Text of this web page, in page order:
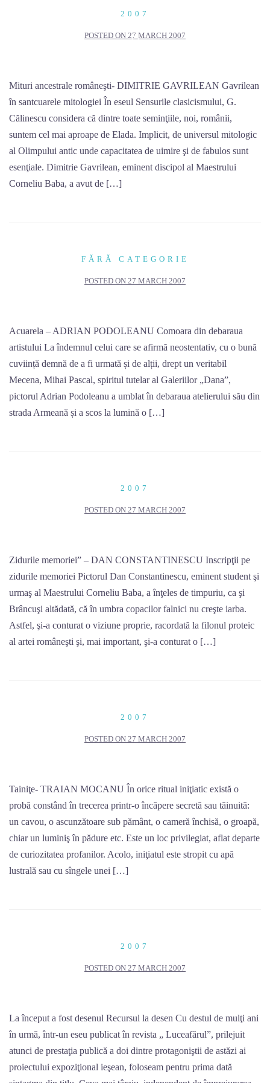
2007
POSTED ON 27 MARCH 2007
Mituri ancestrale româneşti- DIMITRIE GAVRILEAN Gavrilean
în santcuarele mitologiei În eseul Sensurile clasicismului, G.
Călinescu considera că dintre toate seminţiile, noi, românii,
suntem cel mai aproape de Elada. Implicit, de universul mitologic
al Olimpului antic unde capacitatea de uimire şi de fabulos sunt
esenţiale. Dimitrie Gavrilean, eminent discipol al Maestrului
Corneliu Baba, a avut de […]
FĂRĂ CATEGORIE
POSTED ON 27 MARCH 2007
Acuarela – ADRIAN PODOLEANU Comoara din debaraua
artistului La îndemnul celui care se afirmă neostentativ, cu o bună
cuviință demnă de a fi urmată și de alții, drept un veritabil
Mecena, Mihai Pascal, spiritul tutelar al Galeriilor „Dana”,
pictorul Adrian Podoleanu a umblat în debaraua atelierului său din
strada Armeană și a scos la lumină o […]
2007
POSTED ON 27 MARCH 2007
Zidurile memoriei” – DAN CONSTANTINESCU Inscripţii pe
zidurile memoriei Pictorul Dan Constantinescu, eminent student şi
urmaş al Maestrului Corneliu Baba, a înţeles de timpuriu, ca şi
Brâncuşi altădată, că în umbra copacilor falnici nu creşte iarba.
Astfel, şi-a conturat o viziune proprie, racordată la filonul proteic
al artei româneşti şi, mai important, şi-a conturat o […]
2007
POSTED ON 27 MARCH 2007
Tainiţe- TRAIAN MOCANU În orice ritual iniţiatic există o
probă constând în trecerea printr-o încăpere secretă sau tăinuită:
un cavou, o ascunzătoare sub pământ, o cameră închisă, o groapă,
chiar un luminiş în pădure etc. Este un loc privilegiat, aflat departe
de curiozitatea profanilor. Acolo, iniţiatul este stropit cu apă
lustrală sau cu sîngele unei […]
2007
POSTED ON 27 MARCH 2007
La început a fost desenul Recursul la desen Cu destul de mulţi ani
în urmă, într-un eseu publicat în revista „ Luceafărul”, prilejuit
atunci de prestaţia publică a doi dintre protagoniştii de astăzi ai
proiectului expoziţional ieşean, foloseam pentru prima dată